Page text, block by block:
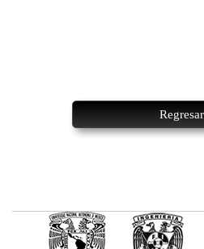
Regresar